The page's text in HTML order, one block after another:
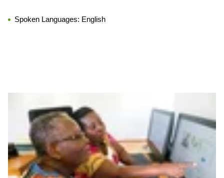
Spoken Languages: English